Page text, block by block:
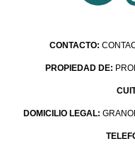
CONTACTO:
PROPIEDAD DE:
DOMICILIO LEGAL: